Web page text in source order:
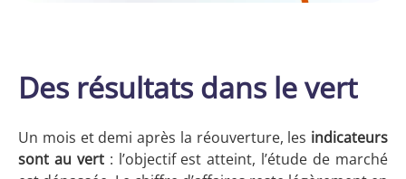
Des résultats dans le vert
Un mois et demi après la réouverture, les indicateurs
sont au vert: l’objectif est atteint, l’étude de marché